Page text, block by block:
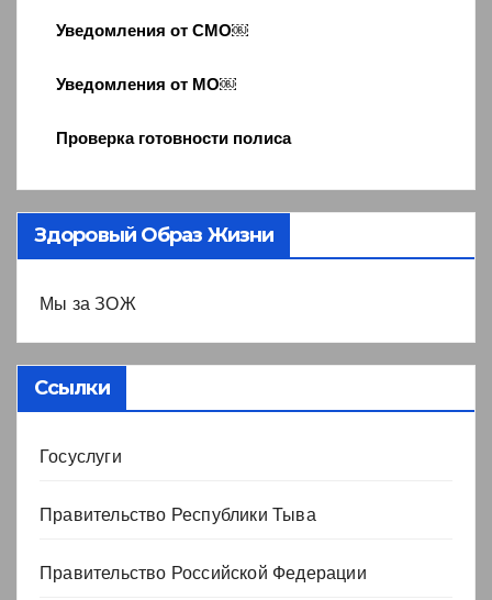
Уведомления от СМО￼
Уведомления от МО￼
Проверка готовности полиса
Здоровый Образ Жизни
Мы за ЗОЖ
Ссылки
Госуслуги
Правительство Республики Тыва
Правительство Российской Федерации